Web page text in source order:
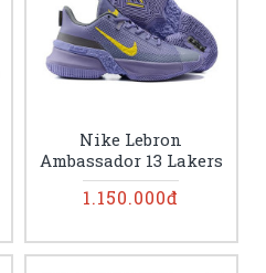
Nike Lebron
Ambassador 13 Lakers
1.150.000đ